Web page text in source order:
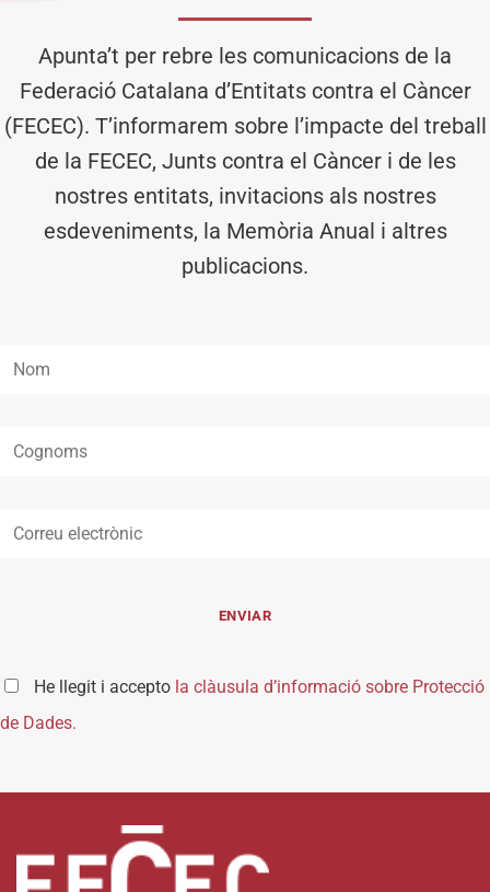
Apunta’t per rebre les comunicacions de la
Federació Catalana d’Entitats contra el Càncer
(FECEC). T’informarem sobre l’impacte del treball
de la FECEC, Junts contra el Càncer i de les
nostres entitats, invitacions als nostres
esdeveniments, la Memòria Anual i altres
publicacions.
He llegit i accepto la clàusula d’informació sobre Protecció
de Dades.